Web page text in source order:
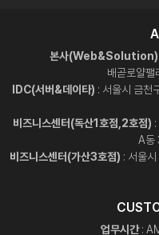
본사(Web&Solution)
배곧로얄
IDC(서버&데이타) : 서울시 금천
비즈니스센터(독산1호점,2호점)
A동
비즈니스센터(가산3호점) : 서울
업무시간: